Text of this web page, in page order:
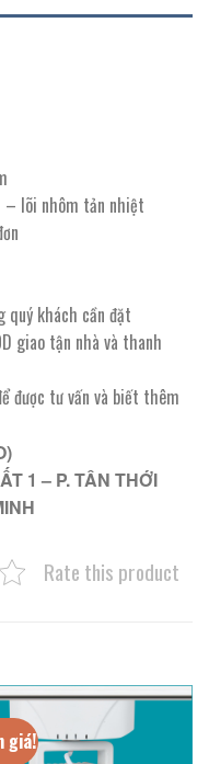
– lõi nhôm tản nhiệt
quý khách cần đặt
giao tận nhà và thanh
được tư vấn và biết thêm
1 – P. TÂN THỚI
Rate this product
giá!